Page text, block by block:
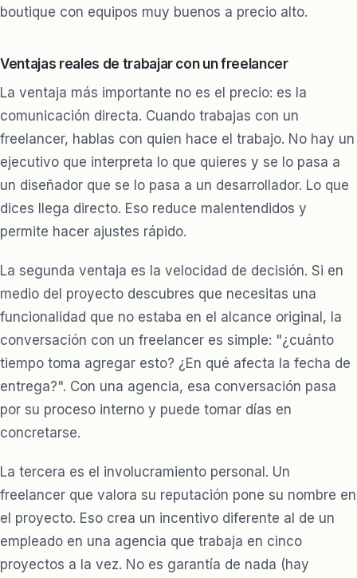
boutique con equipos muy buenos a precio alto.
Ventajas reales de trabajar con un freelancer
La ventaja más importante no es el precio: es la
comunicación directa. Cuando trabajas con un
freelancer, hablas con quien hace el trabajo. No hay un
ejecutivo que interpreta lo que quieres y se lo pasa a
un diseñador que se lo pasa a un desarrollador. Lo que
dices llega directo. Eso reduce malentendidos y
permite hacer ajustes rápido.
La segunda ventaja es la velocidad de decisión. Si en
medio del proyecto descubres que necesitas una
funcionalidad que no estaba en el alcance original, la
conversación con un freelancer es simple: "¿cuánto
tiempo toma agregar esto? ¿En qué afecta la fecha de
entrega?". Con una agencia, esa conversación pasa
por su proceso interno y puede tomar días en
concretarse.
La tercera es el involucramiento personal. Un
freelancer que valora su reputación pone su nombre en
el proyecto. Eso crea un incentivo diferente al de un
empleado en una agencia que trabaja en cinco
proyectos a la vez. No es garantía de nada (hay